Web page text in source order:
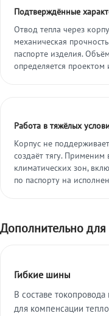
Подтверждённые
Отвод тепла через
механическая
паспорте изделия.
определяется проектом
Работа в тяжёлых
Корпус не
создаёт тягу.
климатических зон,
по паспорту на
Дополнительно
Гибкие шины
В составе
для компенсации